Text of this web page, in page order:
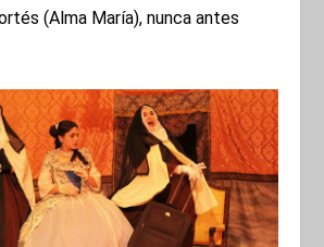
(Alma María), nunca antes